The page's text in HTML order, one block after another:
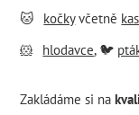
🐱
kočkyvčetně
🐹
hlodavce, 🐦
Zakládáme si na